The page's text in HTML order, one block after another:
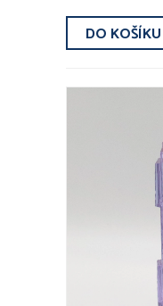
DO KOŠÍKU